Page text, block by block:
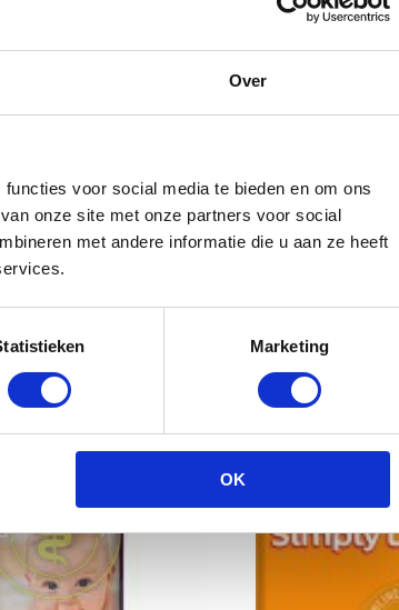
Over
voor social media te bieden en om ons
onze site met onze partners voor social
met andere informatie die u aan ze heeft
Marketing
OK